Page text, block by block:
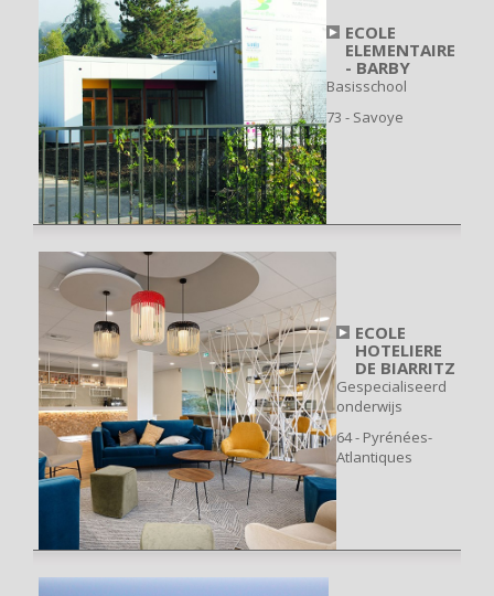
ECOLE
ELEMENTAIRE
- BARBY
Basisschool
73 - Savoye
ECOLE
HOTELIERE
DE BIARRITZ
Gespecialiseerd
onderwijs
64 - Pyrénées-
Atlantiques